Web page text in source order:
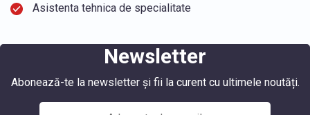
Asistenta tehnica de specialitate
Newsletter
Abonează-te la newsletter și fii la curent cu ultimele noutăți.